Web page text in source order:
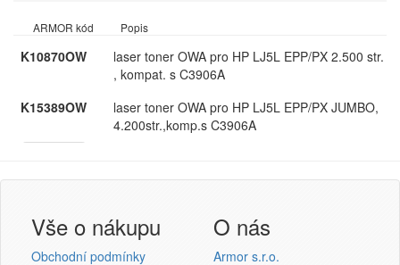
ARMOR kód Popis
K10870OW
laser toner OWA pro HP LJ5L EPP/​PX 2.​500 str.​
,​ kompat.​ s C3906A
K15389OW
laser toner OWA pro HP LJ5L EPP/​PX JUMBO,​
4.​200str.​,​komp.​s C3906A
Přihlášení uživatele
Vše o nákupu
Obchodní podmínky
O nás
Armor s.r.o.